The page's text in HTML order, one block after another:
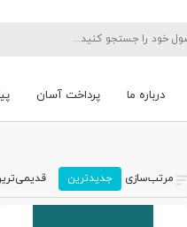
درباره ما پرداخت آسان
مرتب‌سازی جدیدترین